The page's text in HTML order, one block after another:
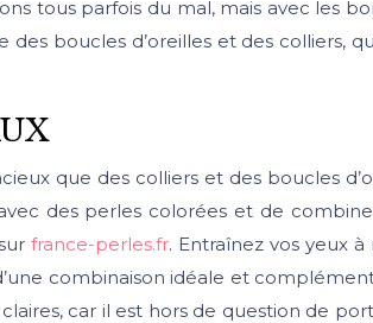
tous parfois du mal, mais avec les
boucles d’oreilles et des colliers,
que des colliers et des boucles
des perles colorées et de
france-perles.fr. Entraînez vos yeux
combinaison idéale et
car il est hors de question de